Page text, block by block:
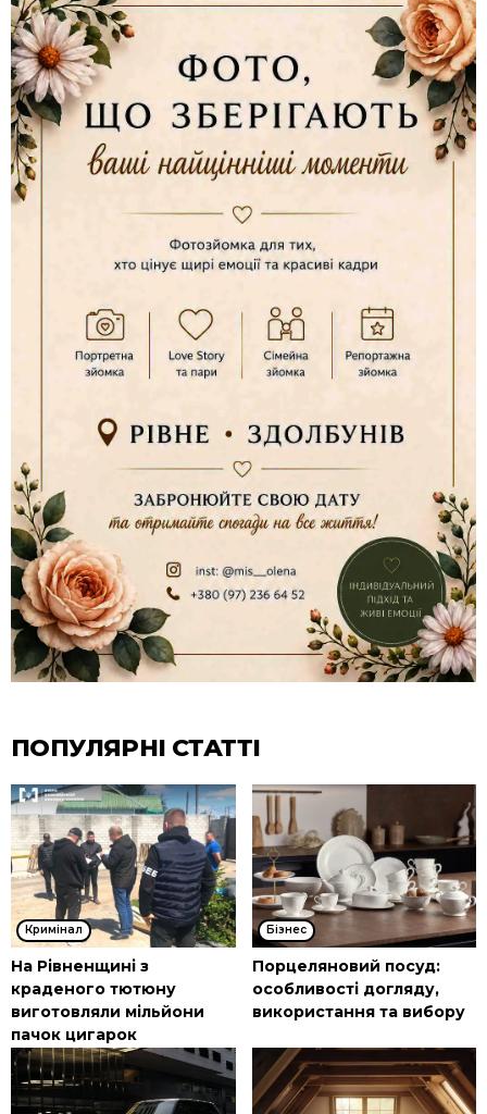
ПОПУЛЯРНІ СТАТТІ
Кримінал
На Рівненщині з
краденого тютюну
виготовляли мільйони
пачок цигарок
Бізнес
Порцеляновий посуд:
особливості догляду,
використання та вибору